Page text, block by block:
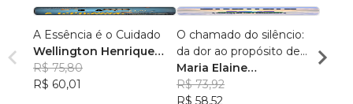
A Essência é o Cuidado
Wellington Henrique
dos Santos
R$ 75,80
R$ 60,01
O chamado do silêncio:
da dor ao propósito de
cuidar
Maria Elaine
Hundertmarck
Cavalheiro
R$ 73,92
R$ 58,52